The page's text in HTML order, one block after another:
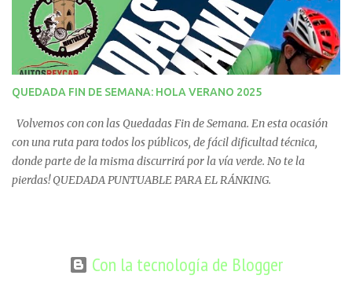
QUEDADA FIN DE SEMANA: HOLA VERANO 2025
Volvemos con con las Quedadas Fin de Semana. En esta ocasión
con una ruta para todos los públicos, de fácil dificultad técnica,
donde parte de la misma discurrirá por la vía verde. No te la
pierdas! QUEDADA PUNTUABLE PARA EL RÁNKING.
Con la tecnología de Blogger